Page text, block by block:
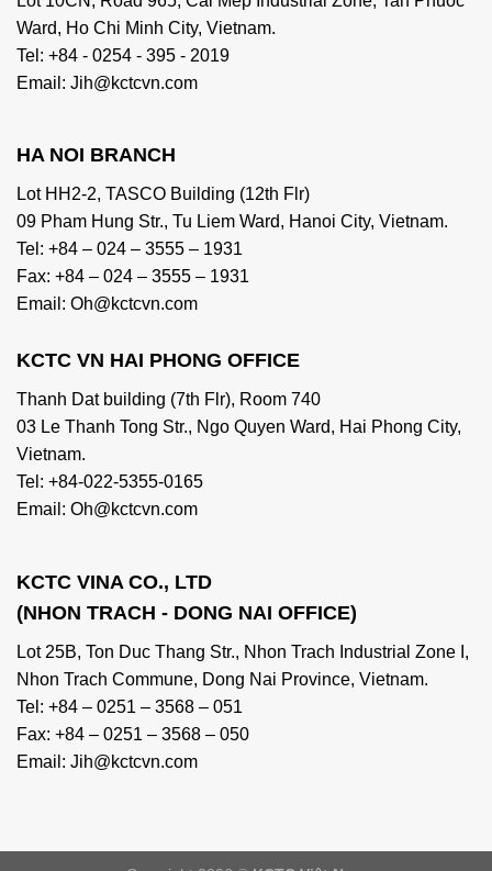
Ward, Ho Chi Minh City, Vietnam.
Tel: +84 - 0254 - 395 - 2019
Email: Jih@kctcvn.com
HA NOI BRANCH
Lot HH2-2, TASCO Building (12th Flr)
09 Pham Hung Str., Tu Liem Ward, Hanoi City, Vietnam.
Tel: +84 – 024 – 3555 – 1931
Fax: +84 – 024 – 3555 – 1931
Email: Oh@kctcvn.com
KCTC VN HAI PHONG OFFICE
Thanh Dat building (7th Flr), Room 740
03 Le Thanh Tong Str., Ngo Quyen Ward, Hai Phong City,
Vietnam.
Tel: +84-022-5355-0165
Email: Oh@kctcvn.com
KCTC VINA CO., LTD
(NHON TRACH - DONG NAI OFFICE)
Lot 25B, Ton Duc Thang Str., Nhon Trach Industrial Zone I,
Nhon Trach Commune, Dong Nai Province, Vietnam.
Tel: +84 – 0251 – 3568 – 051
Fax: +84 – 0251 – 3568 – 050
Email: Jih@kctcvn.com